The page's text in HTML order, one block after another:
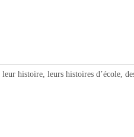
histoire, leurs histoires d’école,